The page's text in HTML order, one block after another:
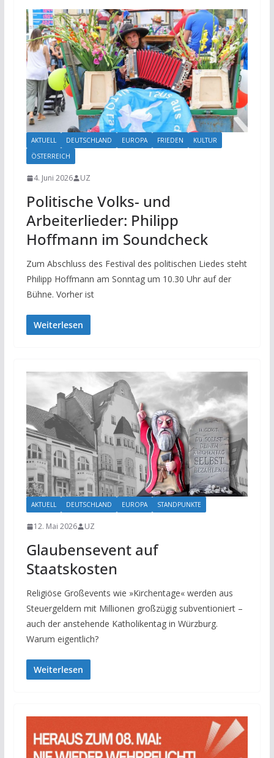
AKTUELL DEUTSCHLAND EUROPA FRIEDEN
KULTUR
ÖSTERREICH
4. Juni 2026 UZ
Politische Volks- und
Arbeiterlieder: Philipp
Hoffmann im Soundcheck
Zum Abschluss des Festival des politischen Liedes steht
Philipp Hoffmann am Sonntag um 10.30 Uhr auf der
Bühne. Vorher ist
Weiterlesen
AKTUELL DEUTSCHLAND EUROPA STANDPUNKTE
12. Mai 2026 UZ
Glaubensevent auf
Staatskosten
Religiöse Großevents wie »Kirchentage« werden aus
Steuergeldern mit Millionen großzügig subventioniert –
auch der anstehende Katholikentag in Würzburg.
Warum eigentlich?
Weiterlesen